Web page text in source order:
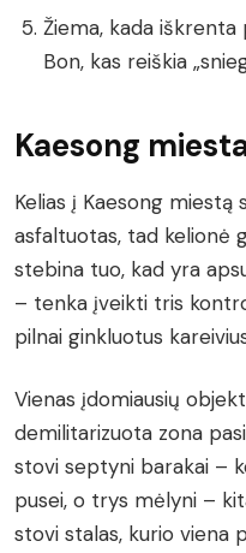
Žiema, kada iškrenta
Bon, kas reiškia
Kaesong
Kelias į Kaesong miestą
asfaltuotas, tad kelionė
stebina tuo, kad yra
– tenka įveikti tris
pilnai ginkluotus
Vienas įdomiausių
demilitarizuota zona
stovi septyni barakai –
pusei, o trys mėlyni –
stovi stalas, kurio viena